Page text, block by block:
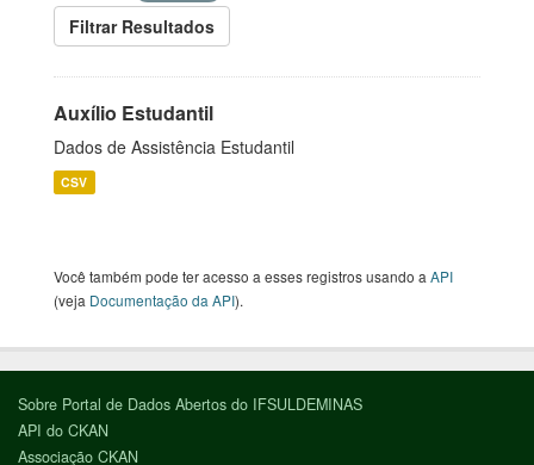
Filtrar Resultados
Auxílio Estudantil
Dados de Assistência Estudantil
CSV
Você também pode ter acesso a esses registros usando a API
(veja Documentação da API).
Sobre Portal de Dados Abertos do IFSULDEMINAS
API do CKAN
Associação CKAN